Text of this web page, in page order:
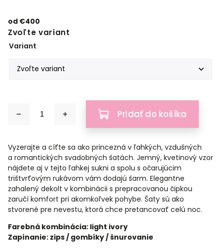
od €400
Zvoľte variant
Variant
Pridať do košíka
Vyzerajte a cíťte sa ako princezná v ľahkých, vzdušných
a romantických svadobných šatách. Jemný, kvetinový vzor
nájdete aj v tejto ľahkej sukni a spolu s očarujúcim
trištvrťovým rukávom vám dodajú šarm. Elegantne
zahalený dekolt v kombinácii s prepracovanou čipkou
zaručí komfort pri akomkoľvek pohybe. Šaty sú ako
stvorené pre nevestu, ktorá chce pretancovať celú noc.
Farebná kombinácia: light ivory
Zapínanie: zips / gombíky / šnurovanie